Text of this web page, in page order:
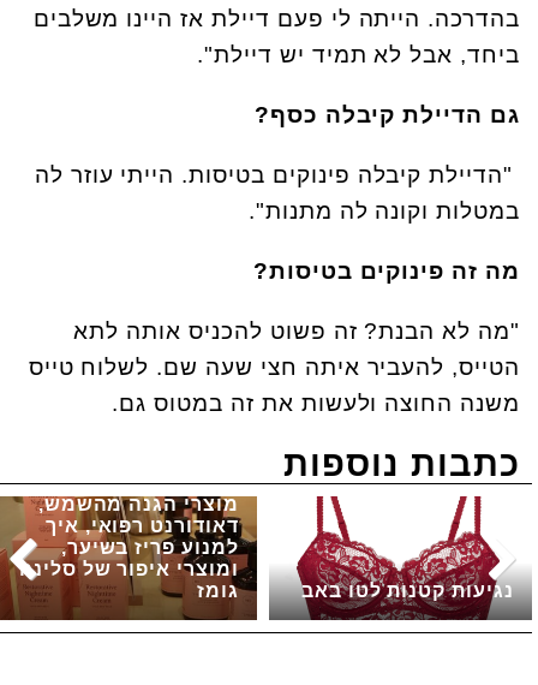
בהדרכה. הייתה לי פעם דיילת אז היינו משלבים
ביחד, אבל לא תמיד יש דיילת".
גם הדיילת קיבלה כסף?
"הדיילת קיבלה פינוקים בטיסות. הייתי עוזר לה
במטלות וקונה לה מתנות".
מה זה פינוקים בטיסות?
"מה לא הבנת? זה פשוט להכניס אותה לתא
הטייס, להעביר איתה חצי שעה שם. לשלוח טייס
משנה החוצה ולעשות את זה במטוס גם.
כתבות נוספות
מוצרי הגנה מהשמש,
דאודורנט רפואי, איך
למנוע פריז בשיער,
ומוצרי איפור של סלינה
גומז
נגיעות קטנות לטו באב